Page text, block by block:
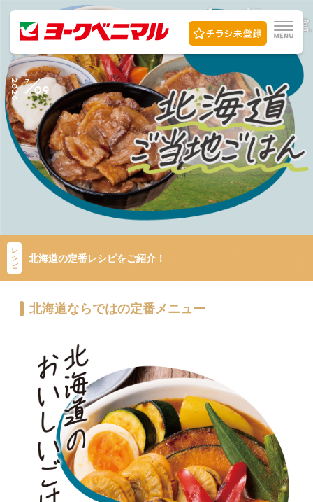
2026 7
09
レ
シ
ピ
北海道の定番レシピをご紹介！
北海道ならではの定番メニュー